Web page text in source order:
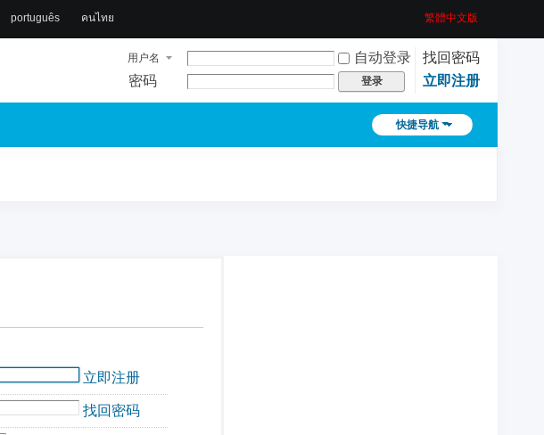
português คนไทย 繁體中文版
用户名 自动登录
找回密码
密码
登录 立即注册
快捷导航
立即注册
找回密码